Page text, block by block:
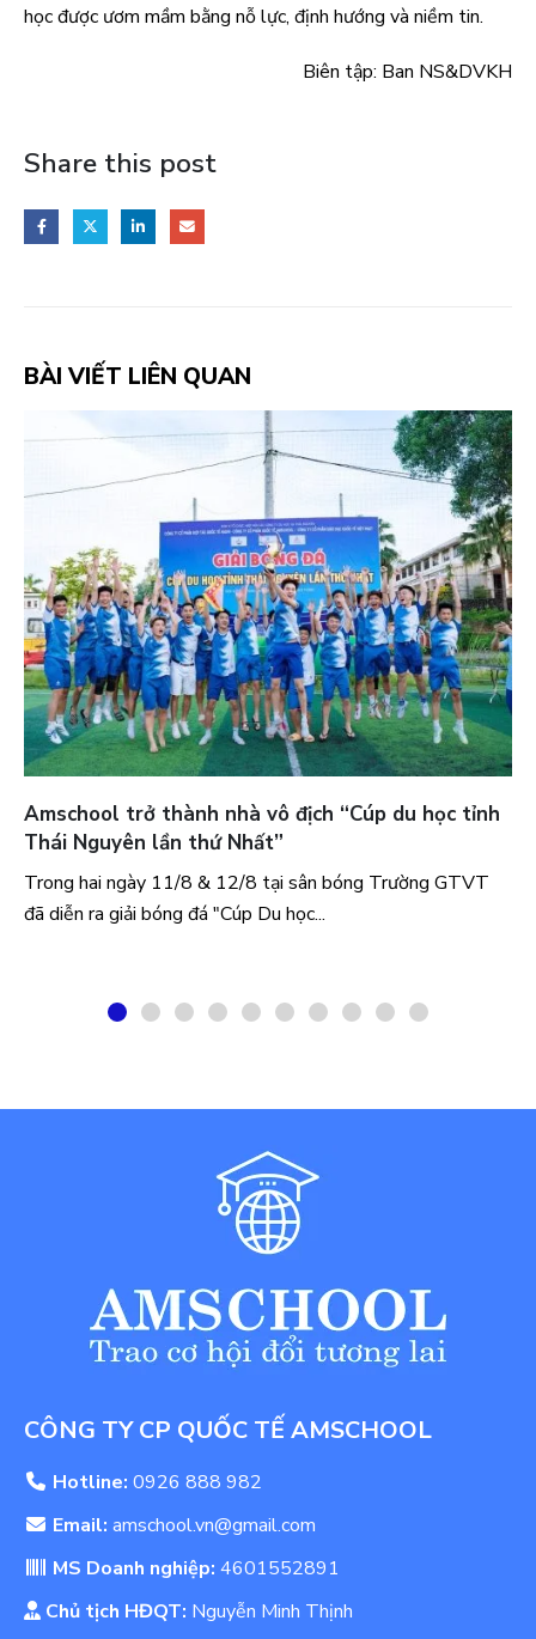
học được ươm mầm bằng nỗ lực, định hướng và niềm tin.
Biên tập: Ban NS&DVKH
Share this post
BÀI VIẾT LIÊN QUAN
Amschool trở thành nhà vô địch “Cúp du học tỉnh
Thái Nguyên lần thứ Nhất”
Trong hai ngày 11/8 & 12/8 tại sân bóng Trường GTVT
đã diễn ra giải bóng đá "Cúp Du học...
CÔNG TY CP QUỐC TẾ AMSCHOOL
Hotline: 0926 888 982
Email: amschool.vn@gmail.com
MS Doanh nghiệp: 4601552891
Chủ tịch HĐQT: Nguyễn Minh Thịnh